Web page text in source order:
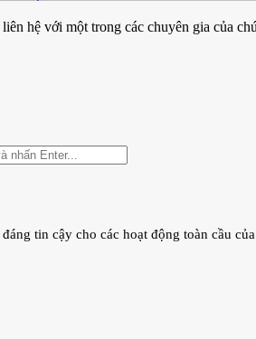
hệ với một trong các chuyên gia của
tin cậy cho các hoạt động toàn cầu